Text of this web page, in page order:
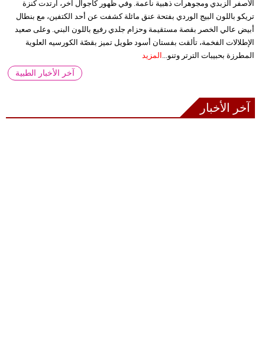
الأصفر الزبدي ومجوهرات ذهبية ناعمة. وفي ظهور كاجوال آخر، ارتدت كنزة
تريكو باللون البيج الوردي بفتحة عنق مائلة كشفت عن أحد الكتفين، مع بنطال
أبيض عالي الخصر بقصة مستقيمة وحزام جلدي رفيع باللون البني. وعلى صعيد
الإطلالات الفخمة، تألقت بفستان أسود طويل تميز بقصّة الكورسيه العلوية
المطرزة بحبيبات الترتر وتنو... المزيد
آخر الأخبار الطبية
آخر الأخبار